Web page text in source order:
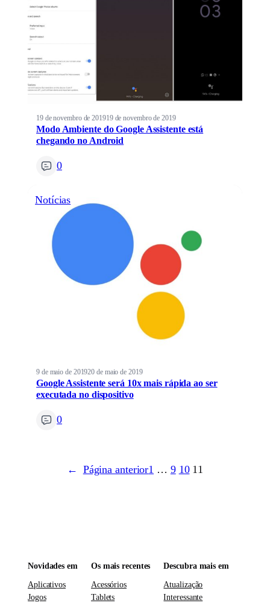
19 de novembro de 201919 de novembro de 2019
Modo Ambiente do Google Assistente está
chegando no Android
0
Notícias
9 de maio de 201920 de maio de 2019
Google Assistente será 10x mais rápida ao ser
executada no dispositivo
0
← Página anterior1 … 9 10 11
Novidades em
Aplicativos
Jogos
Os mais recentes
Acessórios
Tablets
Descubra mais em
Atualização
Interessante